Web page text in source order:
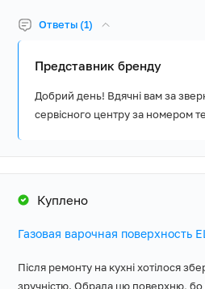
Ответы (1)
Представник бренду
Добрий день! Вдячні вам за
сервісного центру за номером
Куплено
Газовая варочная поверхность
Після ремонту на кухні хотілося
зручністю. Обрала цю поверхню,